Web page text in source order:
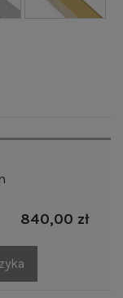
840,00 zł